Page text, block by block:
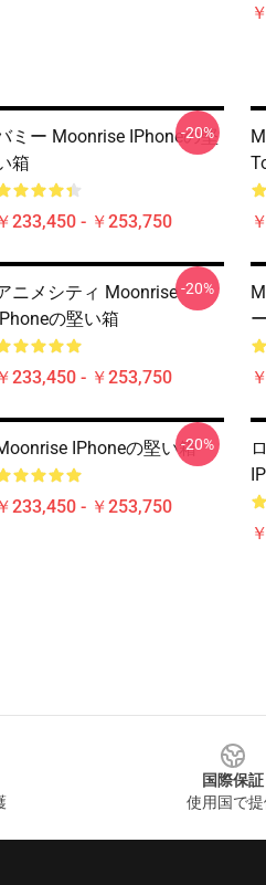
ミー Moonrise IPhoneの堅
箱
￥233,450 - ￥253,750
-20%
ニメシティ Moonrise
の堅い箱
￥233,450 - ￥253,750
-20%
IPhoneの堅い箱
￥233,450 - ￥253,750
-20%
国際保証
使用国で